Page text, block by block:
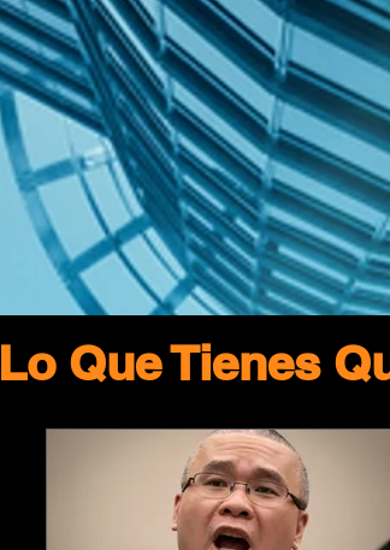
Lo Que Tienes